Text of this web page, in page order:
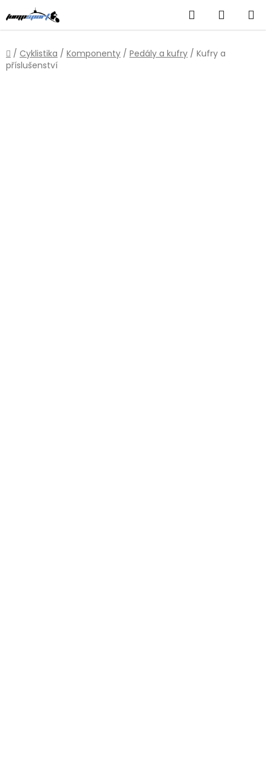
na
obsah
Hledat
KOŠÍK
Domů
/ Cyklistika / Komponenty / Pedály a kufry / Kufry a
příslušenství